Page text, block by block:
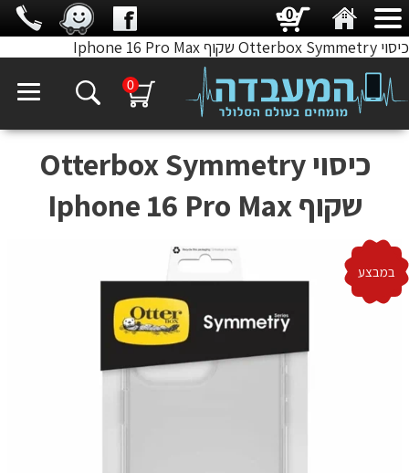
כיסוי Otterbox Symmetry שקוף Iphone 16 Pro Max
0
כיסוי Otterbox Symmetry
שקוף Iphone 16 Pro Max
במבצע
0